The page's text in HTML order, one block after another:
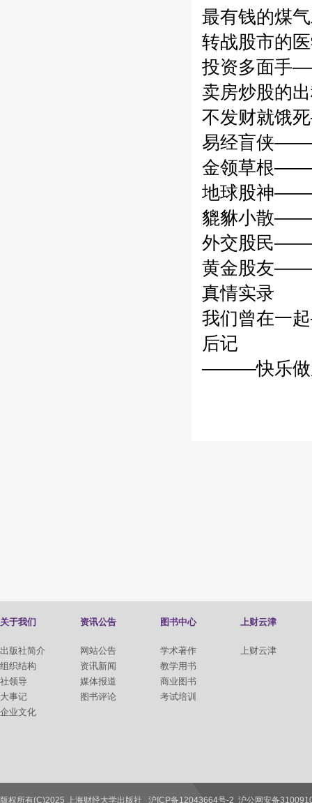
最有钱的煤
转战股市的
投资多面手
卖房炒股的
不发财就饿
易经盲侠
金领草根
地球股神
貔貅小散
外交股民
黄金股友
真情实录
我们曾在一
后记
———快乐做
关于我们
出版社简介
组织结构
社领导
大事记
企业文化
资讯公告
网站公告
资讯新闻
媒体报道
图书评论
图书中心
学术著作
教学用书
商业图书
考试培训
上财云津
上财云津
版权所有(C)2025 上海财经大学出版社 沪ICP备12043664号-2 沪公网安备